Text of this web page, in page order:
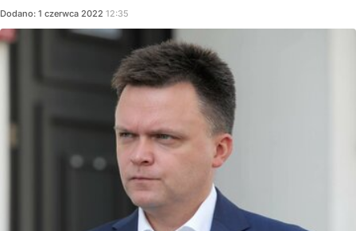
Dodano: 1 czerwca 2022 12:35